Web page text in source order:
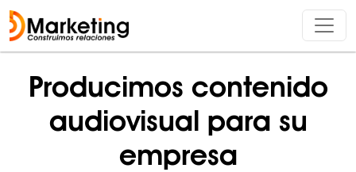
Producimos contenido
audiovisual para su
empresa